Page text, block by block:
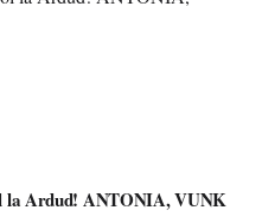
la Ardud! ANTONIA, VUNK